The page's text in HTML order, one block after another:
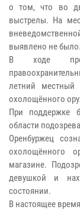
о том, что во
выстрелы. На
выявлено не было.
В ходе
летний местный
охолощённого
При поддержке
области
Оренбуржец
охолощённого
магазине.
девушкой и
состоянии.
В настоящее